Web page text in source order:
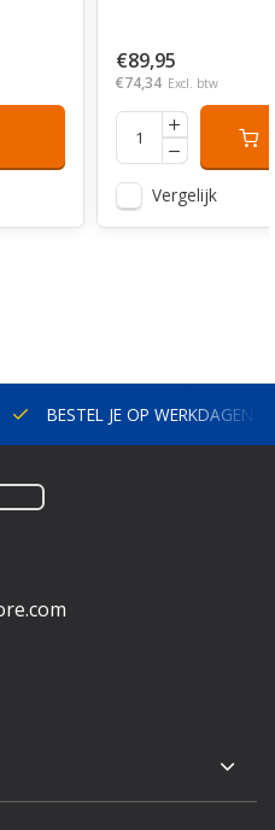
€89,95
€74,34 Excl. btw
Vergelijk
BESTEL JE OP WERKDAGEN